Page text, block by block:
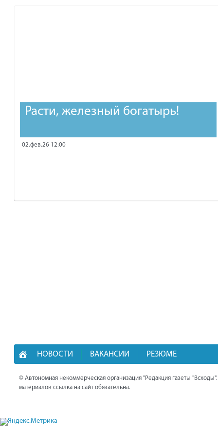
Расти, железный богатырь!
02.фев.26 12:00
НОВОСТИ ВАКАНСИИ РЕЗЮМЕ
© Автономная некоммерческая организация "Редакция газеты
материалов ссылка на сайт обязательна.